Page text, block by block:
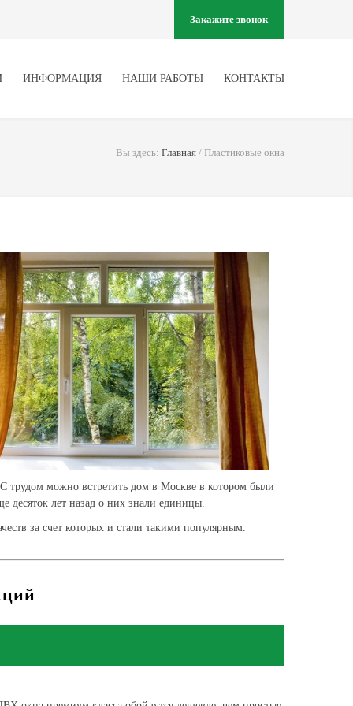
Закажите звонок
ИНФОРМАЦИЯ НАШИ РАБОТЫ КОНТАКТЫ
Вы здесь: Главная / Пластиковые окна
трудом можно встретить дом в Москве в котором были
лет назад о них знали единицы.
за счет которых и стали такими популярным.